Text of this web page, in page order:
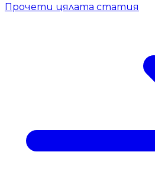
Прочети цялата статия